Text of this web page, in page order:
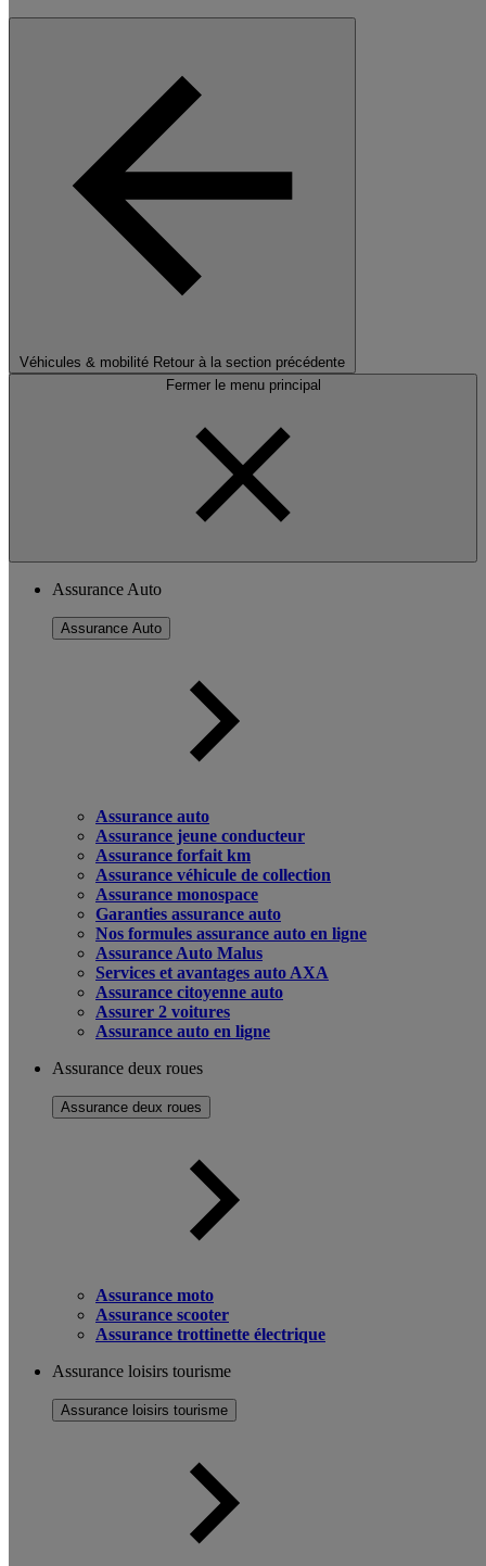
Véhicules & mobilité Retour à la section précédente
Fermer le menu principal
Assurance Auto
Assurance Auto
Assurance auto
Assurance jeune conducteur
Assurance forfait km
Assurance véhicule de collection
Assurance monospace
Garanties assurance auto
Nos formules assurance auto en ligne
Assurance Auto Malus
Services et avantages auto AXA
Assurance citoyenne auto
Assurer 2 voitures
Assurance auto en ligne
Assurance deux roues
Assurance deux roues
Assurance moto
Assurance scooter
Assurance trottinette électrique
Assurance loisirs tourisme
Assurance loisirs tourisme